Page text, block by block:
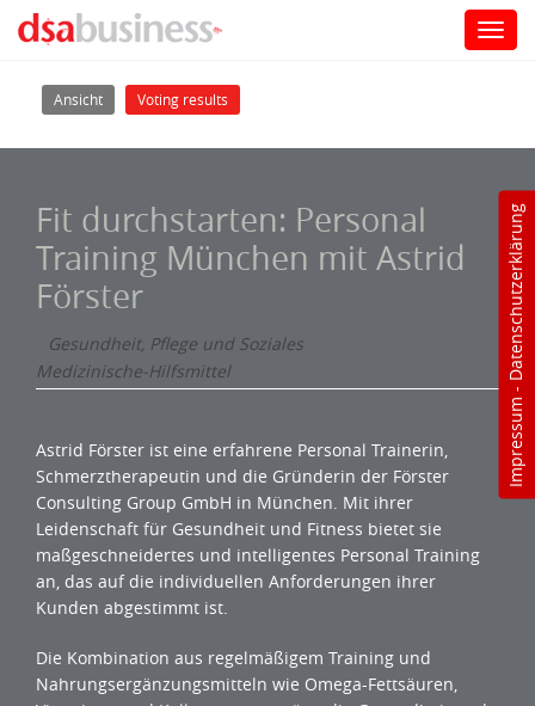
Impressum
-
Datenschutzerklärung
Haupt-Reiter
Ansicht (aktiver Reiter)
Voting results
Fit durchstarten: Personal
Training München mit Astrid
Förster
Gesundheit, Pflege und Soziales
Medizinische-Hilfsmittel
Astrid Förster ist eine erfahrene Personal Trainerin,
Schmerztherapeutin und die Gründerin der Förster
Consulting Group GmbH in München. Mit ihrer
Leidenschaft für Gesundheit und Fitness bietet sie
maßgeschneidertes und intelligentes Personal Training
an, das auf die individuellen Anforderungen ihrer
Kunden abgestimmt ist.
Die Kombination aus regelmäßigem Training und
Nahrungsergänzungsmitteln wie Omega-Fettsäuren,